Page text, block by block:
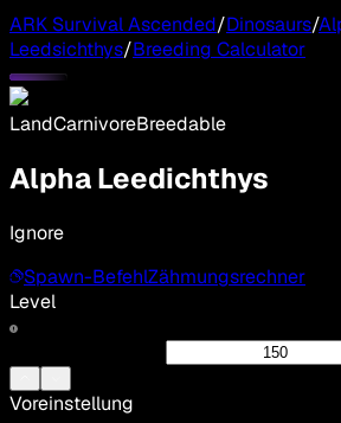
ARK Survival Ascended/Dinosaurs/
Leedsichthys/Breeding Calculator
LandCarnivoreBreedable
Alpha Leedichthys
Ignore
Spawn-BefehlZähmungsrechner
Level
Voreinstellung